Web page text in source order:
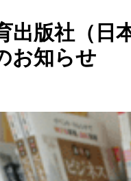
出版社（日
お知らせ